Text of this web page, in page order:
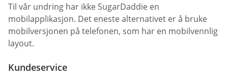
Til vår undring har ikke SugarDaddie en
mobilapplikasjon. Det eneste alternativet er å bruke
mobilversjonen på telefonen, som har en mobilvennlig
layout.
Kundeservice